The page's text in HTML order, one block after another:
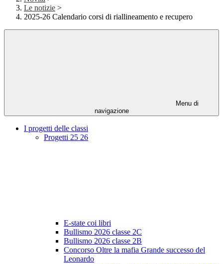
Le notizie >
2025-26 Calendario corsi di riallineamento e recupero
Menu di
navigazione
I progetti delle classi
Progetti 25 26
E-state coi libri
Bullismo 2026 classe 2C
Bullismo 2026 classe 2B
Concorso Oltre la mafia Grande successo del
Leonardo